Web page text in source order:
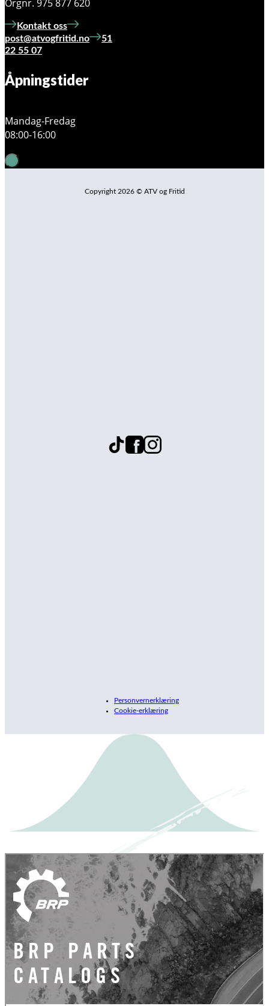
Orgnr. 975 877 620
Kontakt oss
post@atvogfritid.no
51
22 55 07
Åpningstider
Mandag-Fredag
08:00-16:00
Copyright 2026 © ATV og Fritid
Personvernerklæring
Cookie-erklæring